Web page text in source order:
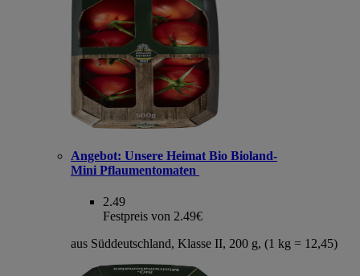
Angebot: Unsere Heimat Bio Bioland-
Mini Pflaumentomaten
2.49
Festpreis von 2.49€
aus Süddeutschland, Klasse II, 200 g, (1 kg = 12,45)